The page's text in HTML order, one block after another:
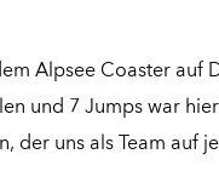
Alpsee Coaster auf
und 7 Jumps war
uns als Team auf